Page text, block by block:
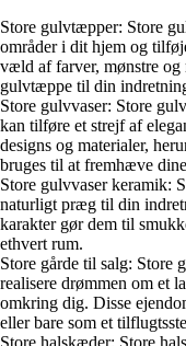
Store gulvtæpper: Store
områder i dit hjem og
væld af farver, mønstre og
gulvtæppe til din
Store gulvvaser: Store
kan tilføre et strejf af
designs og materialer,
bruges til at fremhæve
Store gulvvaser keramik:
naturligt præg til din
karakter gør dem til
ethvert rum.
Store gårde til salg: Store
realisere drømmen om et
omkring dig. Disse
eller bare som et
Store halskæder: Store